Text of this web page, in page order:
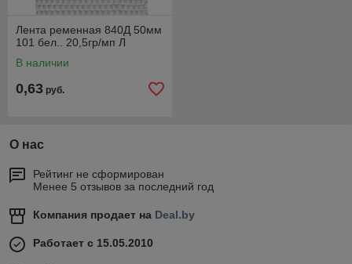
Лента ременная 840Д 50мм
101 бел.. 20,5гр/мп Л
В наличии
0,63 руб.
О нас
Рейтинг не сформирован
Менее 5 отзывов за последний год
Компания продает на Deal.by
Работает с 15.05.2010